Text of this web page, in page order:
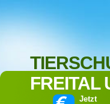
FREITAL
Jetzt